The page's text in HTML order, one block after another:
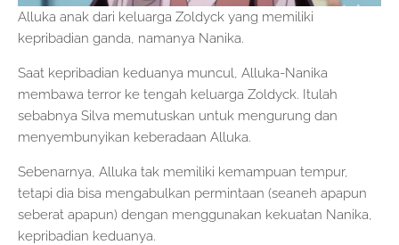
Alluka anak dari keluarga Zoldyck yang memiliki
kepribadian ganda, namanya Nanika.
Saat kepribadian keduanya muncul, Alluka-Nanika
membawa terror ke tengah keluarga Zoldyck. Itulah
sebabnya Silva memutuskan untuk mengurung dan
menyembunyikan keberadaan Alluka.
Sebenarnya, Alluka tak memiliki kemampuan tempur,
tetapi dia bisa mengabulkan permintaan (seaneh apapun
seberat apapun) dengan menggunakan kekuatan Nanika,
kepribadian keduanya.